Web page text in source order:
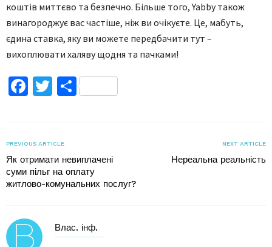
коштів миттєво та безпечно. Більше того, Yabby також
винагороджує вас частіше, ніж ви очікуєте. Це, мабуть,
єдина ставка, яку ви можете передбачити тут –
вихоплювати халяву щодня та пачками!
Facebook
TwitterПоділитися
PREVIOUS ARTICLE
Як отримати невиплачені
суми пільг на оплату
житлово-комунальних послуг?
NEXT ARTICLE
Нереальна реальність
Влас. інф.